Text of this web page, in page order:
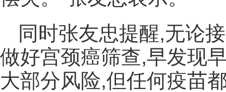
同时张友忠提醒,无论
做好宫颈癌筛查,早发现
大部分风险,但任何疫苗